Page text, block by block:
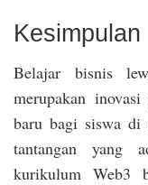
Kesimpulan
Belajar bisnis
merupakan
baru bagi siswa di
tantangan yang
kurikulum Web3